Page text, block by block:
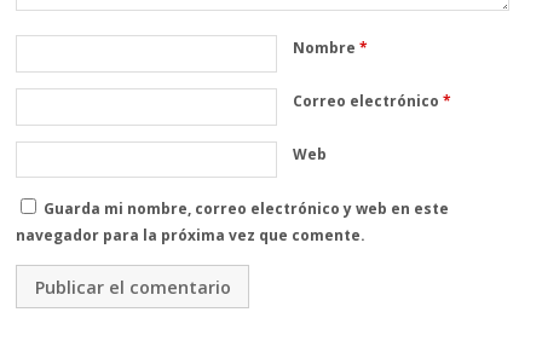
Nombre*
Correo electrónico*
Web
Guarda mi nombre, correo electrónico y web en este
navegador para la próxima vez que comente.